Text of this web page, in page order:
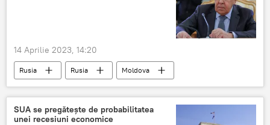
14 Aprilie 2023, 14:20
Rusia Rusia
Moldova
Georgia
SUA se pregătește de probabilitatea
unei recesiuni economice